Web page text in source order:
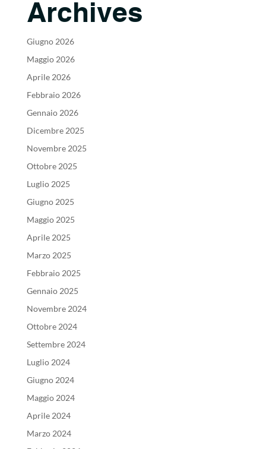
Archives
Giugno 2026
Maggio 2026
Aprile 2026
Febbraio 2026
Gennaio 2026
Dicembre 2025
Novembre 2025
Ottobre 2025
Luglio 2025
Giugno 2025
Maggio 2025
Aprile 2025
Marzo 2025
Febbraio 2025
Gennaio 2025
Novembre 2024
Ottobre 2024
Settembre 2024
Luglio 2024
Giugno 2024
Maggio 2024
Aprile 2024
Marzo 2024